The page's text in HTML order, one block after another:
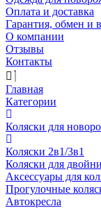
Оплата и доставка
Гарантия, обмен и
О компании
Отзывы
Контакты
Главная
Категории
Коляски для
Коляски 2в1/3в1
Коляски для двойни
Аксессуары для
Прогулочные
Автокресла